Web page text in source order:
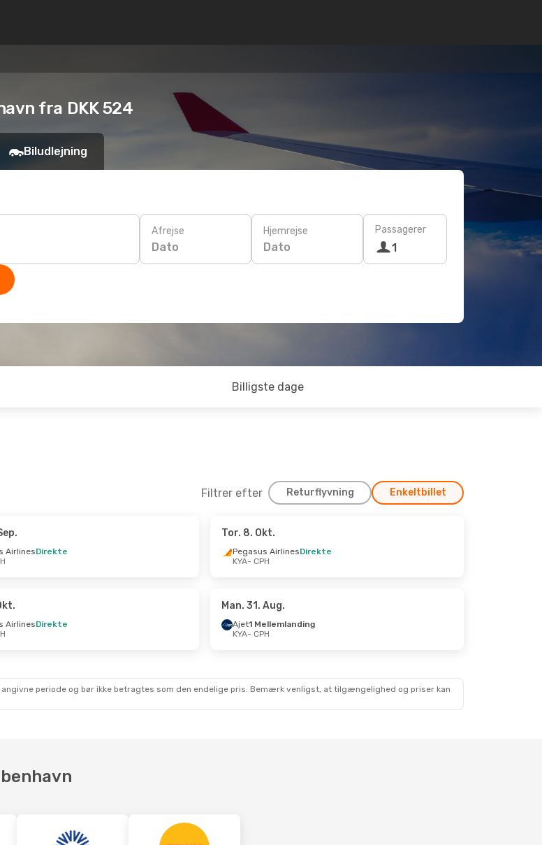
fra DKK 524
Biludlejning
Afrejse
Dato
Hjemrejse
Dato
Passagerer
1
Billigste dage
Filtrer efter Returflyvning Enkeltbillet
Direkte
- Lør. 31. Okt.
Pegasus Airlines
Direkte
CPH - KYA
AirlinesDirekte
Tor. 8. Okt.
Pegasus AirlinesDirekte
KYA- CPH
AirlinesDirekte
Man. 31. Aug.
Ajet1 Mellemlanding
KYA- CPH
periode og bør ikke betragtes som den endelige pris. Bemærk venligst, at tilgængelighed og priser kan